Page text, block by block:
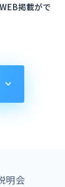
掲載がで
明会